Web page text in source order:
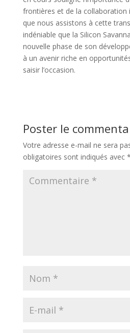
frontières et de la collaboration
que nous assistons à cette
indéniable que la Silicon
nouvelle phase de son
à un avenir riche en
saisir l’occasion.
Poster le
Votre adresse e-mail ne sera
obligatoires sont indiqués avec *